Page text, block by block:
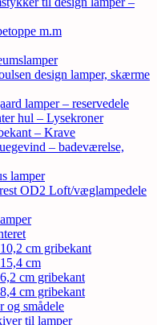
m.m
design lamper, skærme
lamper – reservedele
hul – Lysekroner
– Krave
– badeværelse,
lamper
OD2 Loft/væglampedele
cm gribekant
cm
cm gribekant
cm gribekant
og smådele
til lamper